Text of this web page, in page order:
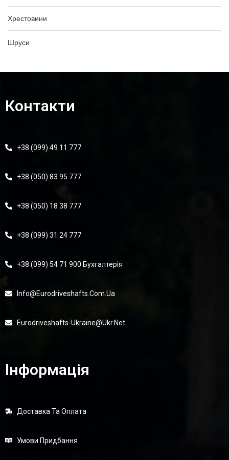
Хрестовини
Шруси
Контакти
+38 (099) 49 11 777
+38 (050) 83 95 777
+38 (050) 18 38 777
+38 (099) 31 24 777
+38 (099) 54 71 900 Бухгалтерія
Info@eurodriveshafts.com.ua
Eurodriveshafts-Ukraine@ukr.net
Інформація
Доставка Та Оплата
Умови Придбання